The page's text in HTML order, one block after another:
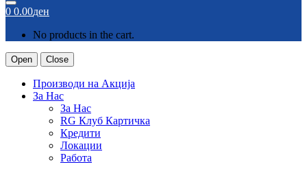
0 0.00ден
No products in the cart.
Open Close
Производи на Акција
За Нас
За Нас
RG Клуб Картичка
Кредити
Локации
Работа